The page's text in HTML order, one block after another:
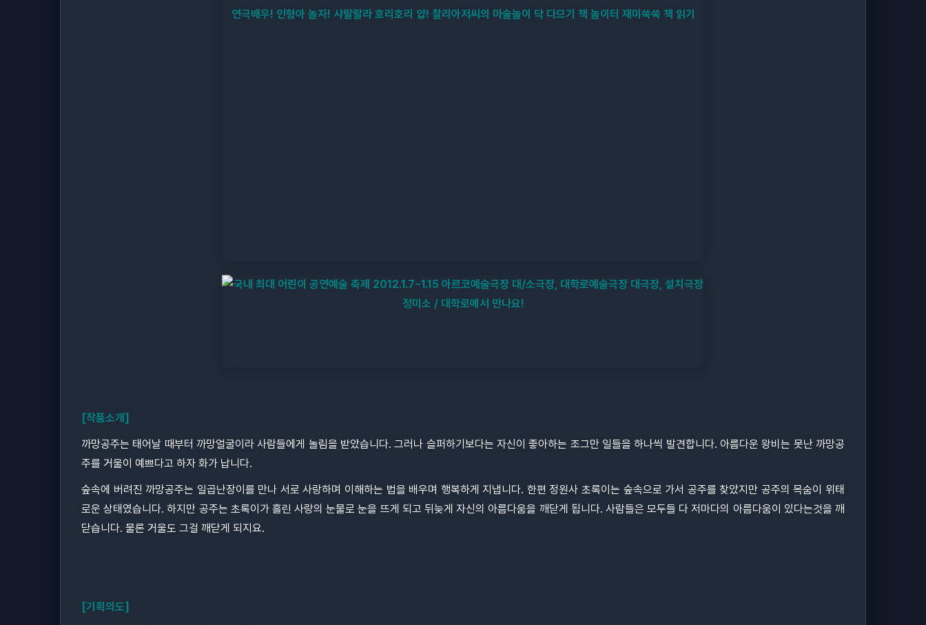
[작품소개]
까망공주는 태어날 때부터 까망얼굴이라 사람들에게 놀림을 받았습니다. 그러나 슬퍼하기보다는 자신이 좋아하는 조그만 일들을 하나씩 발견합니다. 아름다운 왕비는 못난 까망공
주를 거울이 예쁘다고 하자 화가 납니다.
숲속에 버려진 까망공주는 일곱난장이를 만나 서로 사랑하며 이해하는 법을 배우며 행복하게 지냅니다. 한편 정원사 초록이는 숲속으로 가서 공주를 찾았지만 공주의 목숨이 위태
로운 상태였습니다. 하지만 공주는 초록이가 흘린 사랑의 눈물로 눈을 뜨게 되고 뒤늦게 자신의 아름다움을 깨닫게 됩니다. 사람들은 모두들 다 저마다의 아름다움이 있다는것을 깨
닫습니다. 물론 거울도 그걸 깨닫게 되지요.
[기획의도]